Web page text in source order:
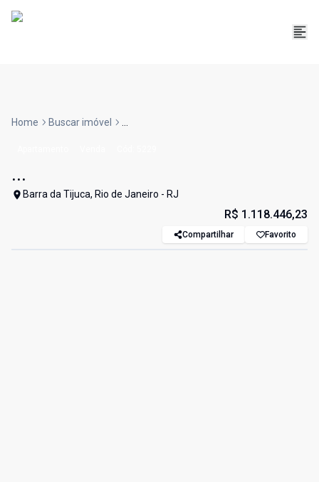
Home Buscar imóvel ...
...
Barra da Tijuca, Rio de Janeiro - RJ
R$ 1.118.446,23
Compartilhar Favorito